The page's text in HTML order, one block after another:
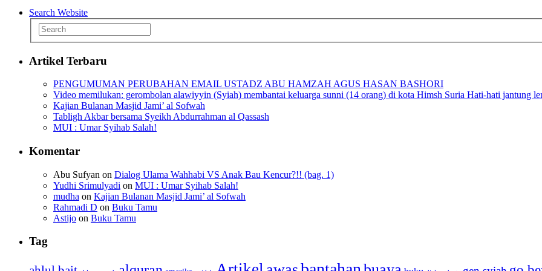
Search Website
Artikel Terbaru
PENGUMUMAN PERUBAHAN EMAIL USTADZ ABU HAMZAH AGUS HASAN BASHORI
Video memilukan: gerombolan alawiyyin (Syiah) membantai keluarga sunni (14 orang) di kota Himsh Suria Hati-hati jantung
Kajian Bulanan Masjid Jami’ al Sofwah
Tabligh Akbar bersama Syeikh Abdurrahman al Qassash
MUI : Umar Syihab Salah!
Komentar
Abu Sufyan on Dialog Ulama Wahhabi VS Anak Bau Kencur?!! (bag. 1)
Yudhi Srimulyadi on MUI : Umar Syihab Salah!
mudha on Kajian Bulanan Masjid Jami’ al Sofwah
Rahmadi D on Buku Tamu
Astijo on Buku Tamu
Tag